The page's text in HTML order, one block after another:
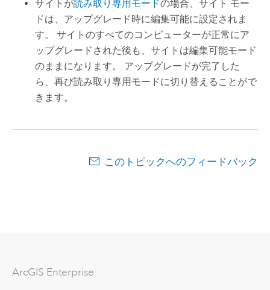
サイトが読み取り専用モードの場合、サイト モー
ドは、アップグレード時に編集可能に設定されま
す。 サイトのすべてのコンピューターが正常にア
ップグレードされた後も、サイトは編集可能モード
のままになります。 アップグレードが完了した
ら、再び読み取り専用モードに切り替えることがで
きます。
このトピックへのフィードバック
ArcGIS Enterprise